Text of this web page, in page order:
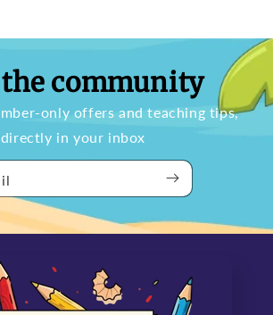
community
only offers and teaching tips,
directly in your inbox